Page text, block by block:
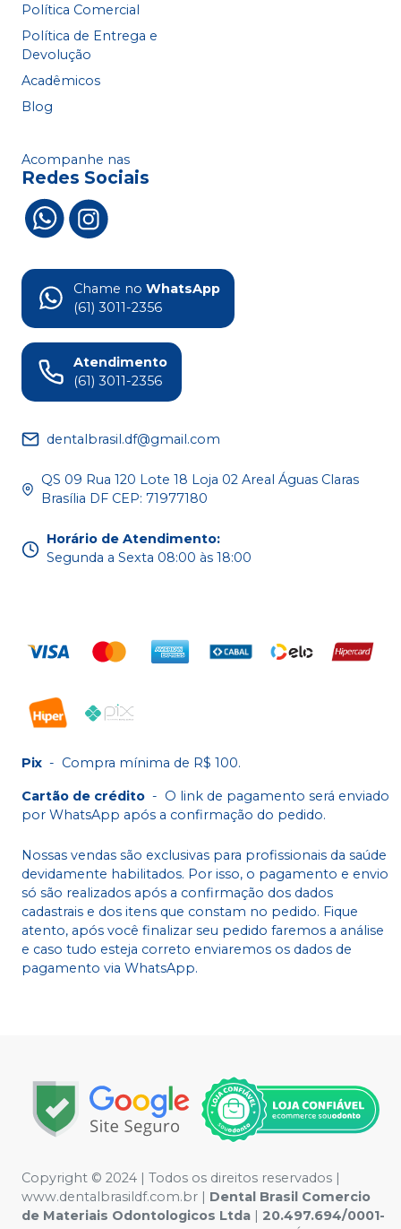
Política Comercial
Política de Entrega e
Devolução
Acadêmicos
Blog
Acompanhe nas
Redes Sociais
Chame no WhatsApp
(61) 3011-2356
Atendimento
(61) 3011-2356
dentalbrasil.df@gmail.com
QS 09 Rua 120 Lote 18 Loja 02 Areal Águas Claras
Brasília DF CEP: 71977180
Horário de Atendimento:
Segunda a Sexta 08:00 às 18:00
Pix - Compra mínima de R$ 100.
Cartão de crédito - O link de pagamento será enviado
por WhatsApp após a confirmação do pedido.
Nossas vendas são exclusivas para profissionais da saúde
devidamente habilitados. Por isso, o pagamento e envio
só são realizados após a confirmação dos dados
cadastrais e dos itens que constam no pedido. Fique
atento, após você finalizar seu pedido faremos a análise
e caso tudo esteja correto enviaremos os dados de
pagamento via WhatsApp.
Copyright © 2024 | Todos os direitos reservados |
www.dentalbrasildf.com.br | Dental Brasil Comercio
de Materiais Odontologicos Ltda | 20.497.694/0001-